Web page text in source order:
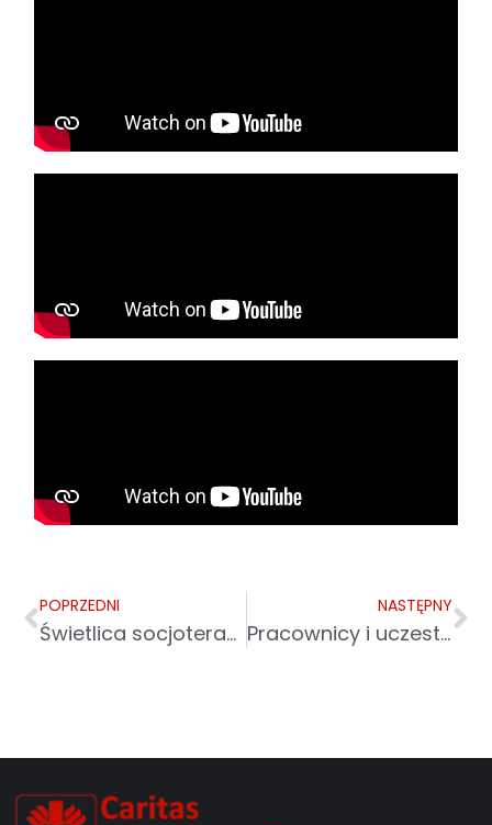
POPRZEDNI
Świetlica socjoterapeutyczna „Perspektywa” w Przemyślu
NASTĘPNY
Pracownicy i uczestnicy zajęć warsztatów terapii zajęciowej spotkali się w Leżajsku